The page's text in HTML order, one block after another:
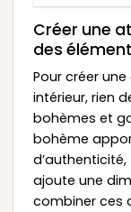
Créer une
des
Pour créer
intérieur, rien
bohèmes et
bohème
ajoute une
combiner ces